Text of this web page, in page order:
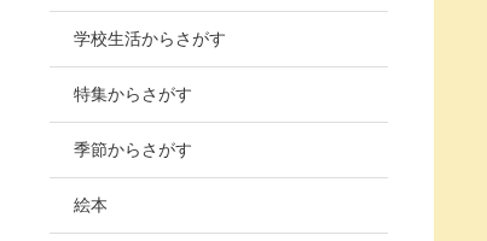
学校生活からさがす
特集からさがす
季節からさがす
絵本